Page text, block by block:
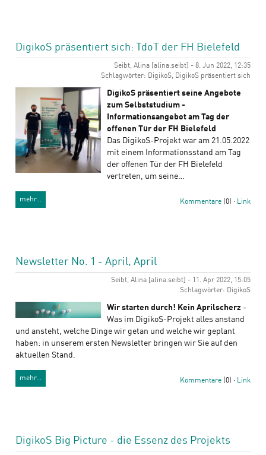
DigikoS präsentiert sich: TdoT der FH Bielefeld
Seibt, Alina [alina.seibt] - 8. Jun 2022, 12:35
Schlagwörter: DigikoS, DigikoS präsentiert sich
DigikoS präsentiert seine Angebote
zum Selbststudium -
Informationsangebot am Tag der
offenen Tür der FH Bielefeld
Das DigikoS-Projekt war am 21.05.2022
mit einem Informationsstand am Tag
der offenen Tür der FH Bielefeld
vertreten, um seine…
mehr… Kommentare (0) · Link
Newsletter No. 1 - April, April
Seibt, Alina [alina.seibt] - 11. Apr 2022, 15:05
Schlagwörter: DigikoS
Wir starten durch! Kein Aprilscherz -
Was im DigikoS-Projekt alles anstand
und ansteht, welche Dinge wir getan und welche wir geplant
haben: in unserem ersten Newsletter bringen wir Sie auf den
aktuellen Stand.
mehr… Kommentare (0) · Link
DigikoS Big Picture - die Essenz des Projekts